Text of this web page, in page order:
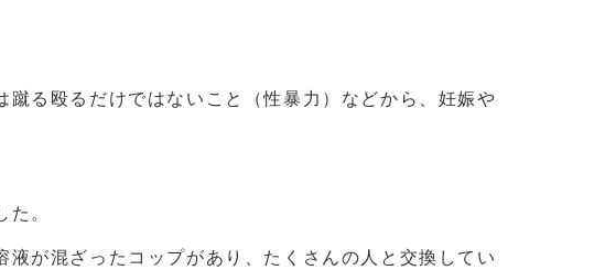
る殴るだけではないこと（性暴力）などから、妊娠や
。
が混ざったコップがあり、たくさんの人と交換してい